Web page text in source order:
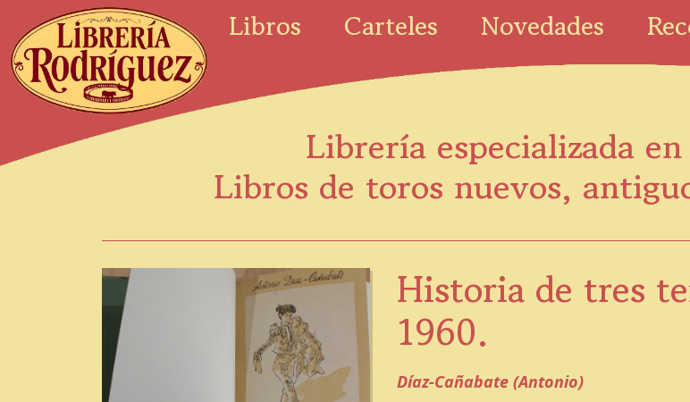
Libros Carteles Novedades
Librería especializada
Libros de toros nuevos,
Historia de tres
1960.
Díaz-Cañabate (Antonio)